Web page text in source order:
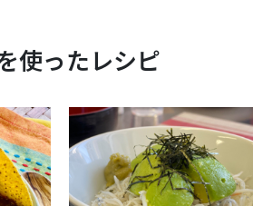
使ったレシピ